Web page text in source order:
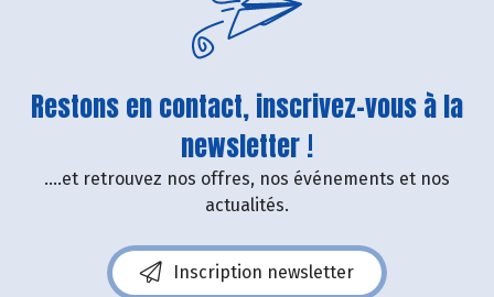
Restons en contact, inscrivez-vous à la
newsletter !
....et retrouvez nos offres, nos événements et nos
actualités.
Inscription newsletter